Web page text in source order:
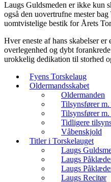
Laugs Guldsmeden er ikke kun
også den uovertrufne mester
uomtvistelige bestik for Årets
Hver eneste af hans skabelser
overlegenhed og dybt
urokkelig dedikation til storhed
Fyens Torskelaug
Oldermandsskabet
Oldermanden
Tilsynsfører m.
Tilsynsfører
Tidligere
Våbenskjold
Titler i Torskelauget
Laugs
Laugs
Laugs
Laugs Recitør